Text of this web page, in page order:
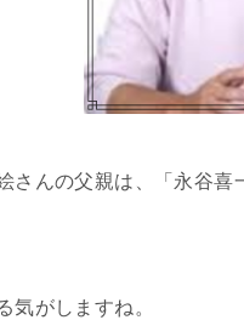
さんの父親は、「永谷
気がしますね。